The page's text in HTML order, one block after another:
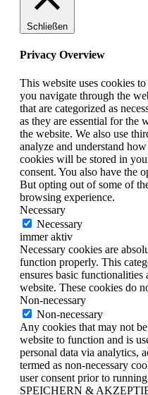
Schließen
Privacy Overview
This website uses cookies
you navigate through the
that are categorized as
as they are essential for
the website. We also use
analyze and understand
cookies will be stored in
consent. You also have the
But opting out of some of
browsing experience.
Necessary
Necessary
immer aktiv
Necessary cookies are
function properly. This
ensures basic functionalities
website. These cookies do
Non-necessary
Non-necessary
Any cookies that may not
website to function and is
personal data via analytics,
termed as non-necessary
user consent prior to
SPEICHERN &